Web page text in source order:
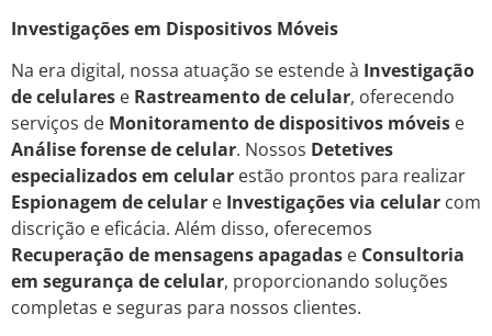
Investigações em Dispositivos Móveis
Na era digital, nossa atuação se estende à Investigação
de celulares e Rastreamento de celular, oferecendo
serviços de Monitoramento de dispositivos móveis e
Análise forense de celular. Nossos Detetives
especializados em celular estão prontos para realizar
Espionagem de celular e Investigações via celular com
discrição e eficácia. Além disso, oferecemos
Recuperação de mensagens apagadas e Consultoria
em segurança de celular, proporcionando soluções
completas e seguras para nossos clientes.